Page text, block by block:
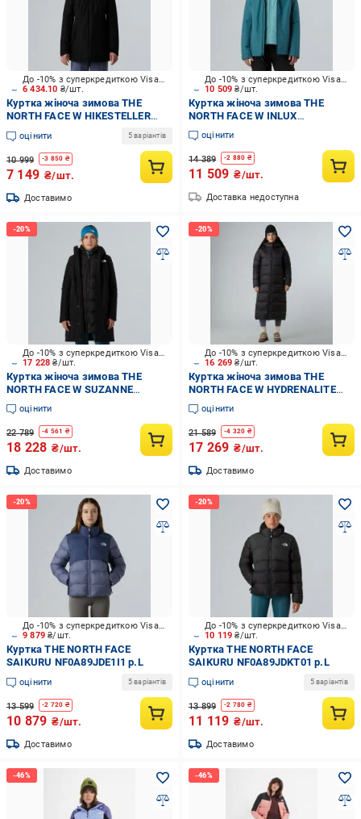
6 434.10 ₴/шт.
До -10% з суперкредиткою Visa Вигода
Куртка жіноча зимова THE
NORTH FACE W HIKESTELLER
INSULATED PARKA
NF0A8DYWKX71 р.L чорна
оцінити 5 варіантів
10 999 -3 850 ₴
7 149 ₴/шт.
Доставимо
10 509₴/шт.
До -10% з суперкредиткою Visa Вигода
Куртка жіноча зимова THE
NORTH FACE W INLUX
TRICLIMATE - EU NF0A8DZQFUK1
р.S
оцінити
14 389 -2 880 ₴
11 509 ₴/шт.
Доставка недоступна
17 228₴/шт.
До -10% з суперкредиткою Visa Вигода
Куртка жіноча зимова THE
NORTH FACE W SUZANNE
TRICLIMATE 2.0 NF0A8DZZJK31
р.S
оцінити
22 789 -4 561 ₴
18 228 ₴/шт.
Доставимо
16 269₴/шт.
До -10% з суперкредиткою Visa Вигода
Куртка жіноча зимова THE
NORTH FACE W HYDRENALITE
CITY LONG DOWN HOODED PARK
NF0A8D3NJK31 р.XS чорна
оцінити
21 589 -4 320 ₴
17 269 ₴/шт.
Доставимо
9 879₴/шт.
До -10% з суперкредиткою Visa Вигода
Куртка THE NORTH FACE
SAIKURU NF0A89JDE1I1 р.L
оцінити 5 варіантів
13 599 -2 720 ₴
10 879 ₴/шт.
Доставимо
10 119₴/шт.
До -10% з суперкредиткою Visa Вигода
Куртка THE NORTH FACE
SAIKURU NF0A89JDKT01 р.L
оцінити 5 варіантів
13 899 -2 780 ₴
11 119 ₴/шт.
Доставимо